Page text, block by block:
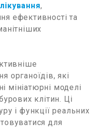
,
ефективності та
органоїдів, які
мініатюрні моделі
клітин. Ці
і функції реальних
для